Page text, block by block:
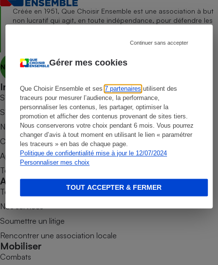
Gérer mes cookies
Que Choisir Ensemble et ses7 partenaires utilisent des
traceurs pour mesurer l’audience, la performance,
personnaliser les contenus, les partager, optimiser la
promotion et afficher des contenus provenant de sites tiers.
Nous conserverons votre choix pendant 6 mois. Vous pourrez
changer d’avis à tout moment en utilisant le lien « paramétrer
les traceurs » en bas de chaque page.
Politique de confidentialité mise à jour le 12/07/2024
Personnaliser mes choix
Continuer sans accepter
TOUT ACCEPTER & FERMER
Complément
Assurance emprunteur
Petit électroménager -
Lave-linge
Téléviseur
Matelas
Radiateur électrique
Mutuelle
Antimoustique
Créée en 1951, Que Choisir Ensemble est une association à but
non lucratif qui agit, en toute indépendance, pour défendre les
Nous découvrir
Informer
S’abonner au site
S’abonner au magazine
Nos newsletters
Commander une parution
Appli Quel Produit
Tous nos tests de produits
Accompagner
Tous nos comparateurs
Nos services
Soumettre un litige
Rencontrer une association locale
Mobiliser
Combats